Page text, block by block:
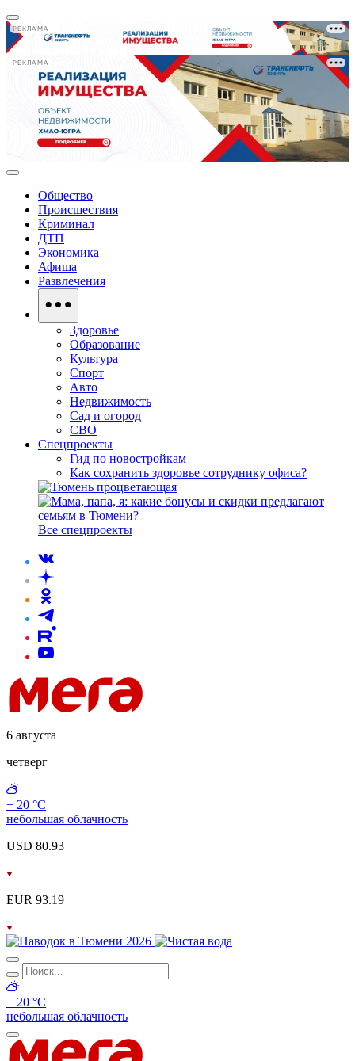
РЕКЛАМА
РЕКЛАМА
Общество
Происшествия
Криминал
ДТП
Экономика
Афиша
Развлечения
Здоровье
Образование
Культура
Спорт
Авто
Недвижимость
Сад и огород
СВО
Спецпроекты
Гид по новостройкам
Как сохранить здоровье сотруднику офиса?
Все спецпроекты
6 августа
четверг
+ 20 °С
небольшая облачность
USD 80.93
EUR 93.19
+ 20 °С
небольшая облачность